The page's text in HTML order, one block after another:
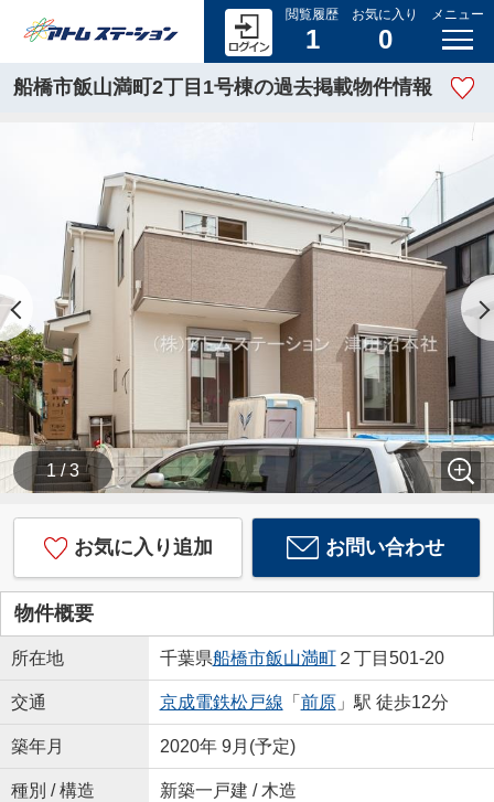
閲覧履歴
1
お気に入り
0
メニュー
船橋市飯山満町2丁目1号棟の過去掲載物件情報
1 / 3
お気に入り追加 お問い合わせ
物件概要
所在地 千葉県船橋市飯山満町２丁目501-20
交通 京成電鉄松戸線 「 前原」駅 徒歩12分
築年月 2020年 9月(予定)
種別 / 構造 新築一戸建 / 木造